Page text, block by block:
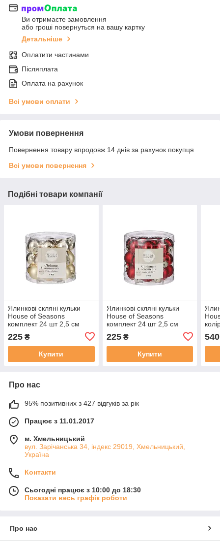
Ви отримаєте замовлення
або гроші повернуться на вашу картку
Детальніше
Оплатити частинами
Післяплата
Оплата на рахунок
Всі умови оплати
Умови повернення
Повернення товару впродовж 14 днів за рахунок покупця
Всі умови повернення
Подібні товари компанії
Ялинкові скляні кульки
House of Seasons
комплект 24 шт 2,5 см
225 ₴
Купити
Ялинкові скляні кульки
House of Seasons
комплект 24 шт 2,5 см
225₴
Купити
540
Про нас
95% позитивних з 427 відгуків за рік
Працює з 11.01.2017
м. Хмельницький
вул. Зарічанська 34, індекс 29019, Хмельницький,
Україна
Контакти
Сьогодні працює з 10:00 до 18:30
Показати весь графік роботи
Про нас